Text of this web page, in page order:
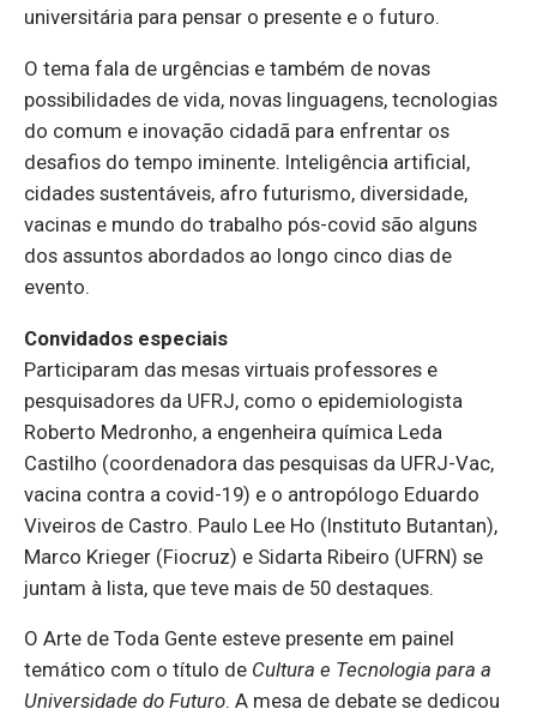
universitária para pensar o presente e o futuro.
O tema fala de urgências e também de novas
possibilidades de vida, novas linguagens, tecnologias
do comum e inovação cidadã para enfrentar os
desafios do tempo iminente. Inteligência artificial,
cidades sustentáveis, afro futurismo, diversidade,
vacinas e mundo do trabalho pós-covid são alguns
dos assuntos abordados ao longo cinco dias de
evento.
Convidados especiais
Participaram das mesas virtuais professores e
pesquisadores da UFRJ, como o epidemiologista
Roberto Medronho, a engenheira química Leda
Castilho (coordenadora das pesquisas da UFRJ-Vac,
vacina contra a covid-19) e o antropólogo Eduardo
Viveiros de Castro. Paulo Lee Ho (Instituto Butantan),
Marco Krieger (Fiocruz) e Sidarta Ribeiro (UFRN) se
juntam à lista, que teve mais de 50 destaques.
O Arte de Toda Gente esteve presente em painel
temático com o título de Cultura e Tecnologia para a
Universidade do Futuro. A mesa de debate se dedicou